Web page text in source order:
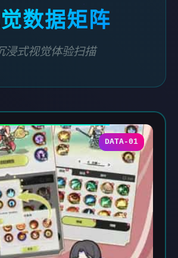
数据矩阵
浸式视觉体验扫描
DATA-01